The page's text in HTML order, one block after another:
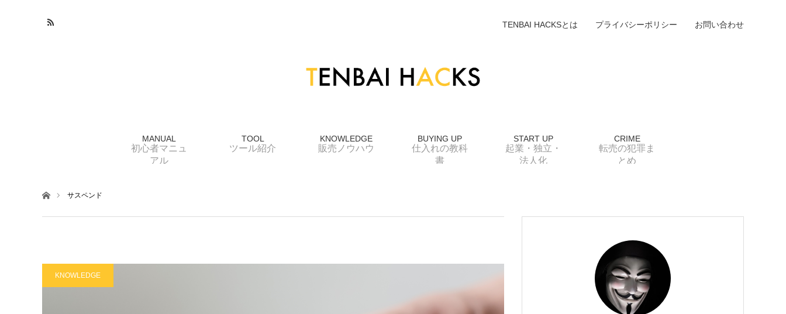
MANUAL
初心者マニュ
アル
TOOL
ツール紹介
KNOWLEDGE
販売ノウハウ
BUYING UP
仕入れの教科
書
START UP
起業・独立・
法人化
CRIME
転売の犯罪ま
とめ
TENBAI HACKSとは プライバシーポリシー お問い合わせ
ホームサスペンド
KNOWLEDGE